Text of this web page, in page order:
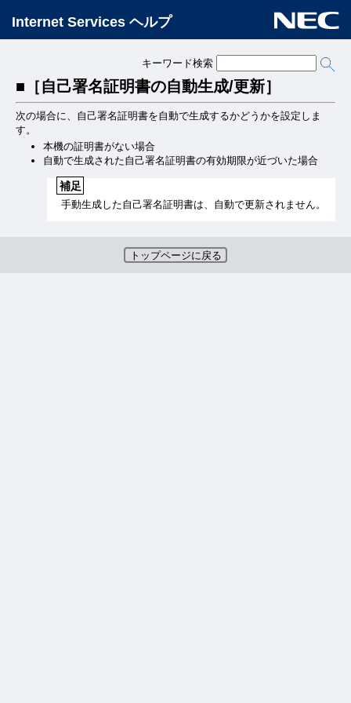
Internet Services ヘルプ
キーワード検索
［自己署名証明書の自動生成/更新］
次の場合に、自己署名証明書を自動で生成するかどうかを設定しま
す。
本機の証明書がない場合
自動で生成された自己署名証明書の有効期限が近づいた場合
補足
手動生成した自己署名証明書は、自動で更新されません。
トップページに戻る